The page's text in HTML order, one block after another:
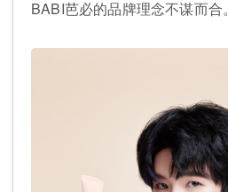
BABI芭必的品牌理念不谋而合。